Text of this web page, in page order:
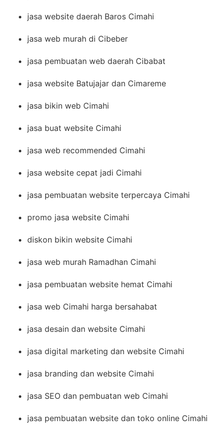
jasa website daerah Baros Cimahi
jasa web murah di Cibeber
jasa pembuatan web daerah Cibabat
jasa website Batujajar dan Cimareme
jasa bikin web Cimahi
jasa buat website Cimahi
jasa web recommended Cimahi
jasa website cepat jadi Cimahi
jasa pembuatan website terpercaya Cimahi
promo jasa website Cimahi
diskon bikin website Cimahi
jasa web murah Ramadhan Cimahi
jasa pembuatan website hemat Cimahi
jasa web Cimahi harga bersahabat
jasa desain dan website Cimahi
jasa digital marketing dan website Cimahi
jasa branding dan website Cimahi
jasa SEO dan pembuatan web Cimahi
jasa pembuatan website dan toko online Cimahi